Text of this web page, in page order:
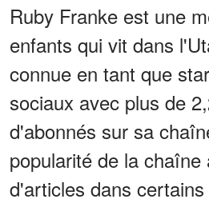
Ruby Franke est une
enfants qui vit dans
connue en tant que
sociaux avec plus de
d'abonnés sur sa
popularité de la chaîne
d'articles dans